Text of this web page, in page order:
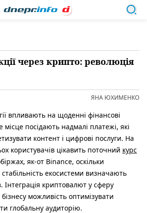
через крипто: революція
ЯНА ЮХИМЕНКО
впливають на щоденні фінансові
місце посідають надмалі платежі, які
контент і цифрові послуги. На
користувачів цікавить поточний курс
як-от Binance, оскільки
екосистеми визначають
Інтеграція криптовалют у сферу
можливість оптимізувати
глобальну аудиторію.